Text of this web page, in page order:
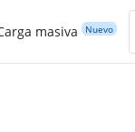
masiva Nuevo